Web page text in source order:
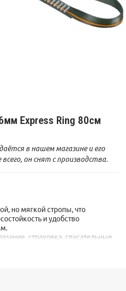
Express Ring 80см
в нашем магазине и его
он снят с производства.
но мягкой стропы, что
и удобство
страховка, спасательные